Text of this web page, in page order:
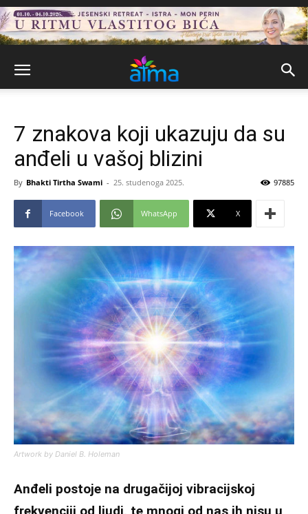
7 znakova koji ukazuju da su
anđeli u vašoj blizini
By Bhakti Tirtha Swami - 25. studenoga 2025. 97885
Facebook WhatsApp X
Artwork by Daniel B. Holeman
Anđeli postoje na drugačijoj vibracijskoj